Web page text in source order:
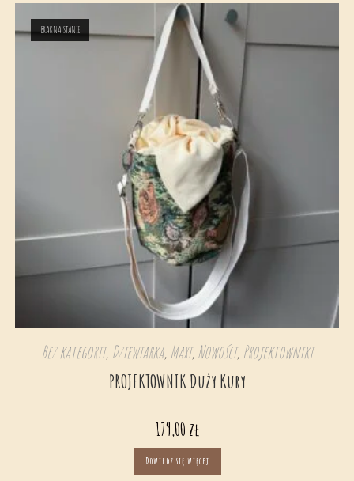
BRAK NA STANIE
Bez kategorii, Dziewiarka, Maxi,Nowości, Projektowniki
PROJEKTOWNIK Duży Kury
179,00 zł
Dowiedz się więcej